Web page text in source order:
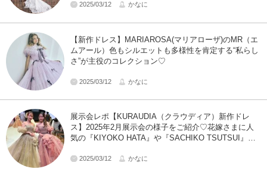
2025/03/12 かなに
【新作ドレス】MARIAROSA(マリアローザ)のMR（エ
ムアール）色もシルエットも多様性を肯定する“私らし
さ”が主役のコレクション♡
2025/03/12 かなに
展示会レポ【KURAUDIA（クラウディア）新作ドレ
ス】2025年2月展示会の様子をご紹介♡花嫁さまに人
気の『KIYOKO HATA』や『SACHIKO TSUTSUI』、
ク◎2025/03/12 かなに